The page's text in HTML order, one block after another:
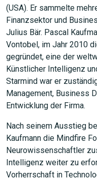
(USA). Er sammelte
Finanzsektor und
Julius Bär. Pascal
Vontobel, im Jahr 2010
gegründet, eine der
Künstlicher Intelligenz
Starmind war er
Management, Business
Entwicklung der Firma.
Nach seinem Ausstieg
Kaufmann die Mindfire
Neurowissenschaftler
Intelligenz weiter zu
Vorherrschaft in